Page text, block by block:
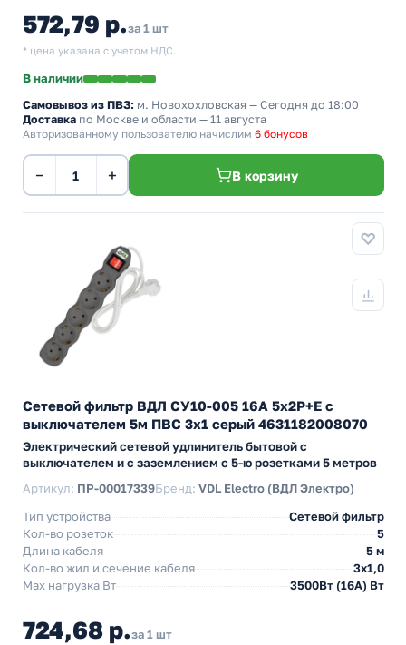
572,79 р.за 1 шт
* цена указана с учетом НДС.
В наличии
Самовывоз из ПВЗ: м. Новохохловская — Сегодня до 18:00
Доставка по Москве и области — 11 августа
Авторизованному пользователю начислим 6 бонусов
− + В корзину
Сетевой фильтр ВДЛ СУ10-005 16А 5х2P+E с
выключателем 5м ПВС 3х1 серый 4631182008070
Электрический сетевой удлинитель бытовой с
выключателем и с заземлением с 5-ю розетками 5 метров
Артикул: ПР-00017339Бренд: VDL Electro (ВДЛ Электро)
Тип устройства
Сетевой фильтр
Кол-во розеток
5
Длина кабеля
5 м
Кол-во жил и сечение кабеля
3х1,0
Max нагрузка Вт
3500Вт (16А) Вт
724,68 р.за 1 шт